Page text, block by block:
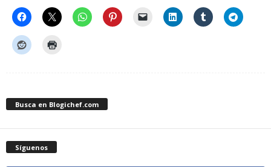
Busca en Blogichef.com
Síguenos